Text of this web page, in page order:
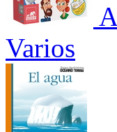
Varios